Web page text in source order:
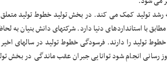
رشد تولید کمک می کند. در بخش تولید خطوط تولید متعلق
با استانداردهای دنیا دارد. شرکتهای دانش بنیان به
خطوط تولید را دارند. فرسودگی خطوط تولید در سالهای
رسانی انجام شود توانایی جبران عقب ماندگی در بخش